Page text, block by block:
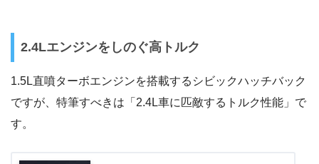
2.4Lエンジンをしのぐ高トルク
1.5L直噴ターボエンジンを搭載するシビックハッチバック
ですが、特筆すべきは「2.4L車に匹敵するトルク性能」で
す。